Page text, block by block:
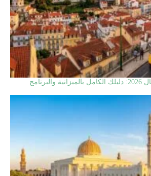
تكلفة السفر إلى البرتغال 2026: دليلك الكامل بالميزانية والبرنامج